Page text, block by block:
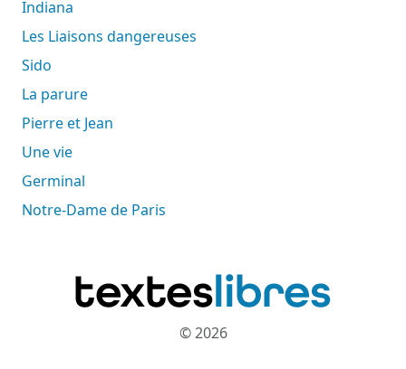
Indiana
Les Liaisons dangereuses
Sido
La parure
Pierre et Jean
Une vie
Germinal
Notre-Dame de Paris
© 2026